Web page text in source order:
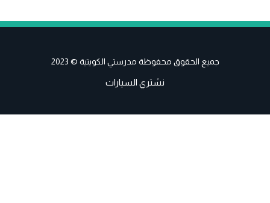
جميع الحقوق محفوظة مدرستي الكويتية © 2023
نشتري السيارات